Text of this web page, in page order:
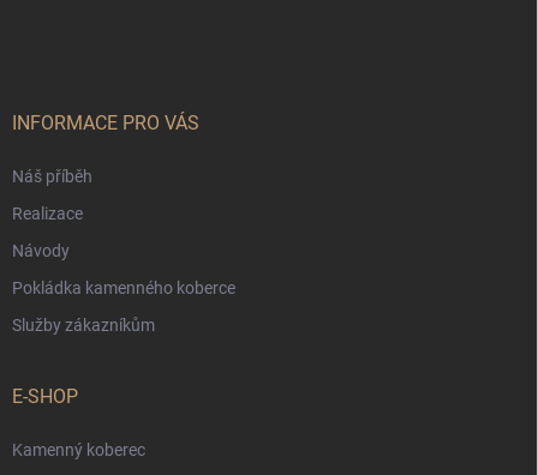
INFORMACE PRO VÁS
Náš příběh
Realizace
Návody
Pokládka kamenného koberce
Služby zákazníkům
E-SHOP
Kamenný koberec